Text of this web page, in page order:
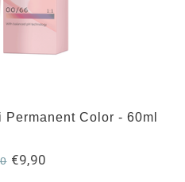
Color - 60ml
€9,90